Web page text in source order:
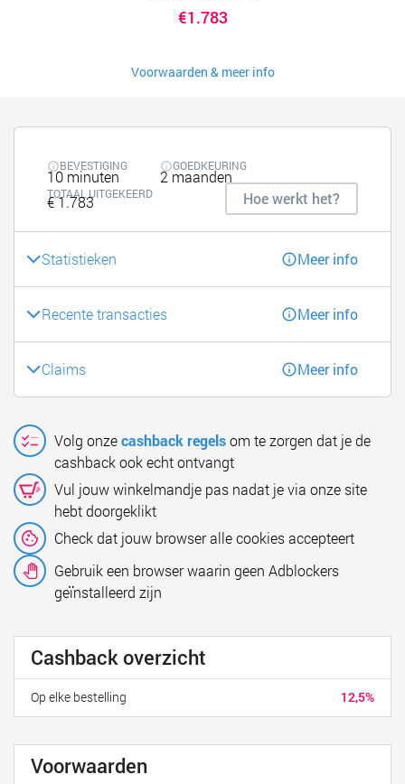
€1.783
Voorwaarden & meer info
BEVESTIGING
10 minuten
GOEDKEURING
2 maanden
TOTAAL UITGEKEERD
€ 1.783 Hoe werkt het?
Statistieken Meer info
Recente transacties Meer info
Claims Meer info
Volg onzecashback regelsom te zorgen dat je de
cashback ook echt ontvangt
Vul jouw winkelmandje pas nadat je via onze site
hebt doorgeklikt
Check dat jouw browser alle cookies accepteert
Gebruik een browser waarin geen Adblockers
geïnstalleerd zijn
Cashback overzicht
12,5%
Op elke bestelling
Voorwaarden